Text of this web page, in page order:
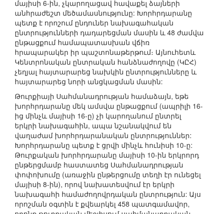
մայիսի 6-ին, չկարողացավ հավաքել ձայների
անհրաժեշտ մեծամասնությունը: Խորհրդարանը
պետք է որոշում ընդուներ նախագահական
ընտրությունների դադարեցման մասին և 48 ժամվա
ընթացքում համապատասխան վճիռ
հրապարակեր իր պաշտոնաթերթում։ Այնուհետև
Կենտրոնական ընտրական հանձնաժողովը (ԿԸՀ)
չեղյալ հայտարարեց նախկին ընտրությունները և
հայտարարեց նորի անցկացման մասին:
Թուրքիայի Սահմանադրության համաձայն, եթե
խորհրդարանը մեկ ամսվա ընթացքում (ապրիլի 16-
ից մինչև մայիսի 16-ը) չի կարողանում ընտրել
երկրի նախագահին, ապա նշանակվում են
վաղաժամ խորհրդարանական ընտրություններ:
Խորհրդարանը պետք է ցրվի մինչև հունիսի 10-ը:
Թուրքական խորհրդարանը մայիսի 10-ին երկրորդ
ընթերցմամբ հաստատեց Սահմանադրության
փոփոխումը (առաջին ընթերցումը տեղի էր ունեցել
մայիսի 8-ին), որով նախատեսվում էր երկրի
նախագահի համաժողովրդական ընտրություն: Այս
որոշման օգտին է քվեարկել 458 պատգամավոր,